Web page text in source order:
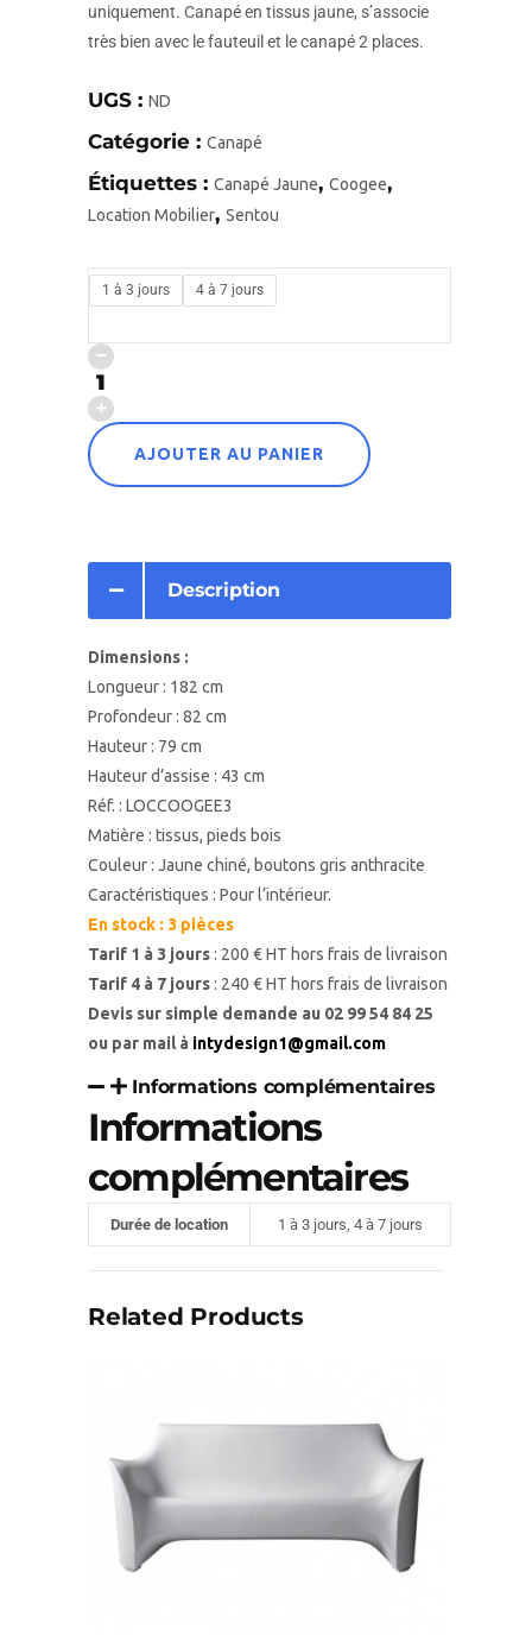
uniquement. Canapé en tissus jaune, s’associe
très bien avec le fauteuil et le canapé 2 places.
UGS : ND
Catégorie : Canapé
Étiquettes : Canapé Jaune, Coogee,
Location Mobilier, Sentou
1 à 3 jours 4 à 7 jours
AJOUTER AU PANIER
Description
Dimensions :
Longueur : 182 cm
Profondeur : 82 cm
Hauteur : 79 cm
Hauteur d’assise : 43 cm
Réf. : LOCCOOGEE3
Matière : tissus, pieds bois
Couleur : Jaune chiné, boutons gris anthracite
Caractéristiques : Pour l’intérieur.
En stock : 3 pièces
Tarif 1 à 3 jours : 200 € HT hors frais de livraison
Tarif 4 à 7 jours : 240 € HT hors frais de livraison
Devis sur simple demande au 02 99 54 84 25
ou par mail à intydesign1@gmail.com
Informations complémentaires
Informations
complémentaires
Durée de location 1 à 3 jours, 4 à 7 jours
Related Products